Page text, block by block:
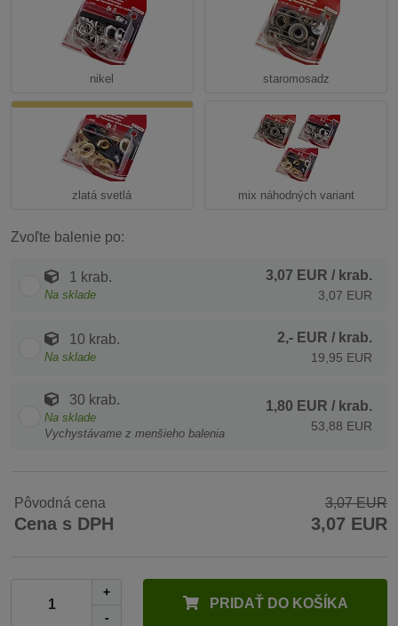
nikel staromosadz
zlatá svetlá mix náhodných variant
Zvoľte balenie po:
1 krab.
Na sklade
3,07 EUR / krab.
3,07 EUR
10 krab.
Na sklade
2,- EUR / krab.
19,95 EUR
30 krab.
Na sklade
Vychystávame z menšieho balenia
1,80 EUR / krab.
53,88 EUR
Pôvodná cena 3,07 EUR
Cena s DPH 3,07 EUR
+
-
PRIDAŤ DO KOŠÍKA